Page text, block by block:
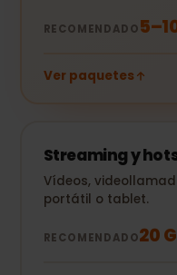
RECOMENDADO
Ver paquetes
Streaming y
Vídeos,
portátil o tablet.
RECOMENDADO20